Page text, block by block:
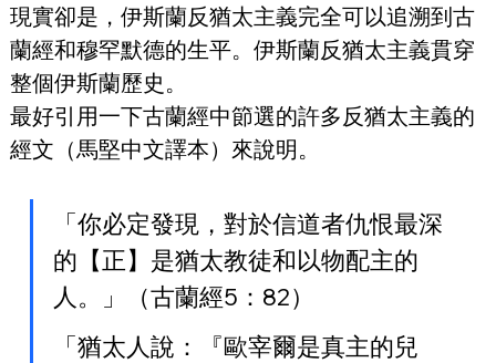
現實卻是，伊斯蘭反猶太主義完全可以追溯到古
蘭經和穆罕默德的生平。伊斯蘭反猶太主義貫穿
整個伊斯蘭歷史。
最好引用一下古蘭經中節選的許多反猶太主義的
經文（馬堅中文譯本）來說明。
「你必定發現，對於信道者仇恨最深
的【正】是猶太教徒和以物配主的
人。」（古蘭經5：82）
「猶太人說：『歐宰爾是真主的兒